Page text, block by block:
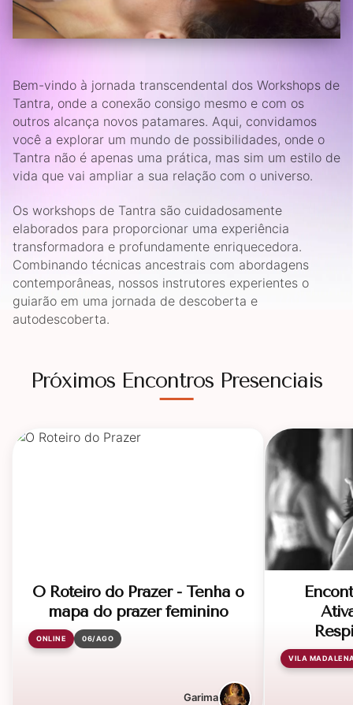
Bem-vindo à jornada transcendental dos Workshops de
Tantra, onde a conexão consigo mesmo e com os
outros alcança novos patamares. Aqui, convidamos
você a explorar um mundo de possibilidades, onde o
Tantra não é apenas uma prática, mas sim um estilo de
vida que vai ampliar a sua relação com o universo.
Os workshops de Tantra são cuidadosamente
elaborados para proporcionar uma experiência
transformadora e profundamente enriquecedora.
Combinando técnicas ancestrais com abordagens
contemporâneas, nossos instrutores experientes o
guiarão em uma jornada de descoberta e
autodescoberta.
Próximos Encontros Presenciais
O Roteiro do Prazer - Tenha o
mapa do prazer feminino
ONLINE 06/AGO
Garima
VILA